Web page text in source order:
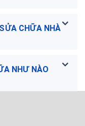
CHỮA NHÀ
NHƯ NÀO